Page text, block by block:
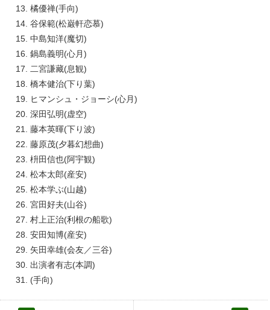
橘優禅(手向)
谷保範(松巌軒恋慕)
中島知洋(魔切)
鍋島義明(心月)
二宮謙藏(息観)
橋本健治(下り葉)
ヒマンシュ・ジョーシ(心月)
深田弘明(虚空)
藤本英暉(下り波)
藤原茂(夕暮幻想曲)
枡田信也(阿宇観)
松本太郎(産安)
松本学ぶ(山越)
宮田好夫(山谷)
村上正治(利根の船歌)
安田知博(産安)
矢田幸雄(会友／三谷)
出演者有志(本調)
(手向)